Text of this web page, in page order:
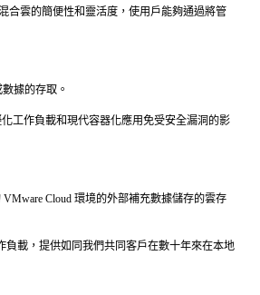
合雲的簡便性和靈活度，使用戶能夠通過將管
據的存取。
工作負載和現代容器化應用免受安全漏洞的影
Cloud 環境的外部補充數據儲存的雲存
負載，提供如同我們共同客戶在數十年來在本地